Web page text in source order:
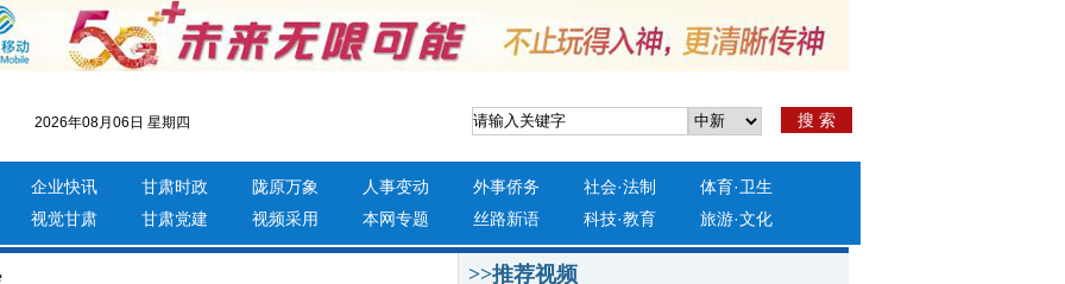
2026年08月06日 星期四 搜 索
企业快讯 甘肃时政 陇原万象 人事变动 外事侨务 社会·法制 体育·卫生
视觉甘肃
甘肃党建 视频采用 本网专题 丝路新语 科技·教育 旅游·文化
>>推荐视频